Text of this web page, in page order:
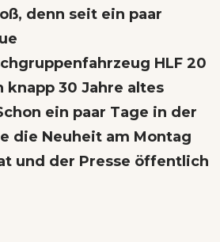
denn seit ein paar
HLF 20
knapp 30 Jahre altes
ein paar Tage in der
die Neuheit am Montag
und der Presse öffentlich